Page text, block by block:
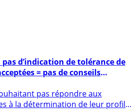
= pas de conseils